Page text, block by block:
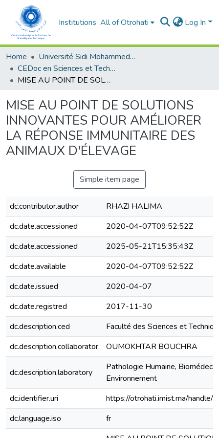
Institutions All of Otrohati Log In
Home
Université Sidi Mohammed Ben Abdellah - Fès
CEDoc en Sciences et Techniques et Sciences Médicales (CED - STSM)
MISE AU POINT DE SOLUTIONS INNOVANTES POUR AMÉLIORER LA RÉPONSE IMMUNITAIRE DES ANIMAUX D'ÉLEVAGE
MISE AU POINT DE SOLUTIONS
INNOVANTES POUR AMÉLIORER
LA RÉPONSE IMMUNITAIRE DES
ANIMAUX D'ÉLEVAGE
Simple item page
dc.contributor.author
RHAZI HALIMA
dc.date.accessioned
2020-04-07T09:52:52Z
dc.date.accessioned
2025-05-21T15:35:43Z
dc.date.available
2020-04-07T09:52:52Z
dc.date.issued
2020-04-07
dc.date.registred
2017-11-30
dc.description.ced
Faculté des Sciences et
dc.description.collaborator
OUMOKHTAR BOUCHRA
dc.description.laboratory
Pathologie Humaine,
Environnement
dc.identifier.uri
https://otrohati.imist.ma/
dc.language.iso
fr